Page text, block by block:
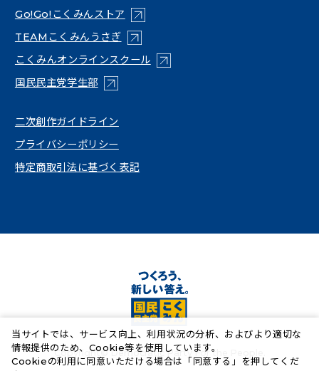
Go!Go!こくみんストア （新しいタブで開く）
TEAMこくみんうさぎ（新しいタブで開く）
こくみんオンラインスクール（新しいタブで開く）
国民民主党学生部（新しいタブで開く）
二次創作ガイドライン
プライバシーポリシー
特定商取引法に基づく表記
Copyright© Democratic Party For the People.
当サイトでは、サービス向上、利用状況の分析、およびより適切な
情報提供のため、Cookie等を使用しています。
Cookieの利用に同意いただける場合は「同意する」を押してくだ